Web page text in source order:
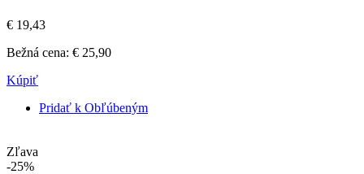
€ 19,43
Bežná cena: € 25,90
Kúpiť
Pridať k Obľúbeným
Zľava
-25%